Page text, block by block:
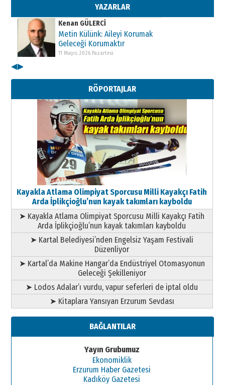
YAZARLAR
11 Mayıs 2026 Pazartesi
Kenan GÜLERCİ
Metin Külünk: Aileyi Korumak
Geleceği Korumaktır
11 Mayıs 2026 Pazartesi
Metin Külünk: Aileyi Korumak
Geleceği Korumaktır
11 Mayıs 2026 Pazartesi
◀▶
RÖPORTAJLAR
Kayakla Atlama Olimpiyat Sporcusu Milli Kayakçı Fatih
Arda İplikçioğlu’nun kayak takımları kayboldu
➤ Kayakla Atlama Olimpiyat Sporcusu Milli Kayakçı Fatih
Arda İplikçioğlu’nun kayak takımları kayboldu
➤ Kartal Belediyesi’nden Engelsiz Yaşam Festivali
Düzenliyor
➤ Kartal’da Makine Hangar’da Endüstriyel Otomasyonun
Geleceği Şekilleniyor
➤ Lodos Adalar’ı vurdu, vapur seferleri de iptal oldu
➤ Kitaplara Yansıyan Erzurum Sevdası
BAĞLANTILAR
Yayın Grubumuz
Ekonomiklik
Erzurum Haber Gazetesi
Kadıköy Gazetesi